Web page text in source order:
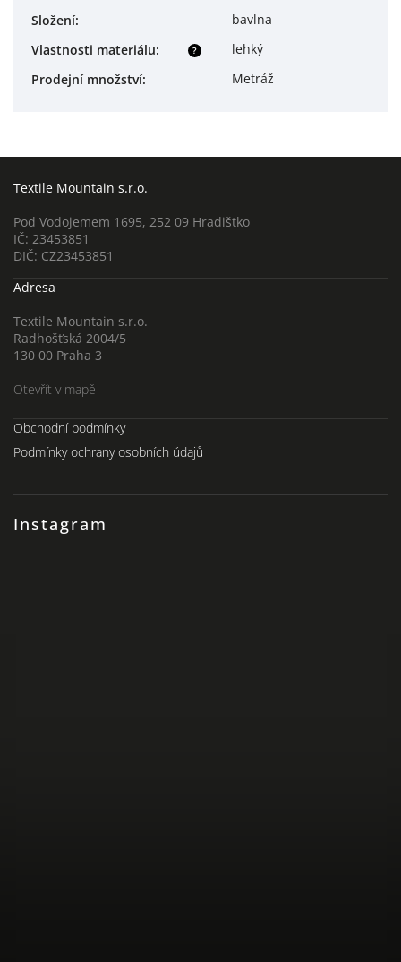
Složení: bavlna
?
Vlastnosti materiálu:
lehký
Prodejní množství: Metráž
Textile Mountain s.r.o.
Pod Vodojemem 1695, 252 09 Hradištko
IČ: 23453851
DIČ: CZ23453851
Adresa
Textile Mountain s.r.o.
Radhošťská 2004/5
130 00 Praha 3
Otevřít v mapě
Instagram
Obchodní podmínky
Podmínky ochrany osobních údajů